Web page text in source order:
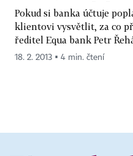
Pokud si banka účtuje
klientovi vysvětlit, za co
ředitel Equa bank Petr
18. 2. 2013 ▪ 4 min. čtení